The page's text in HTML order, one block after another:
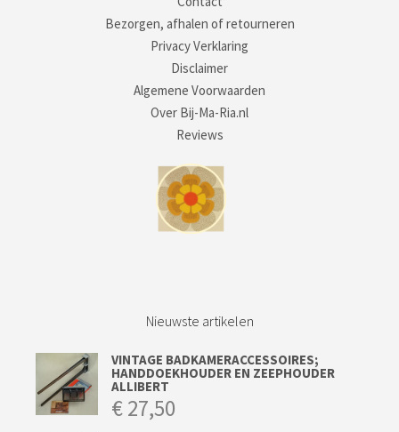
Bezorgen, afhalen of retourneren
Privacy Verklaring
Disclaimer
Algemene Voorwaarden
Over Bij-Ma-Ria.nl
Reviews
Nieuwste artikelen
VINTAGE BADKAMERACCESSOIRES;
HANDDOEKHOUDER EN ZEEPHOUDER
ALLIBERT
€27,50